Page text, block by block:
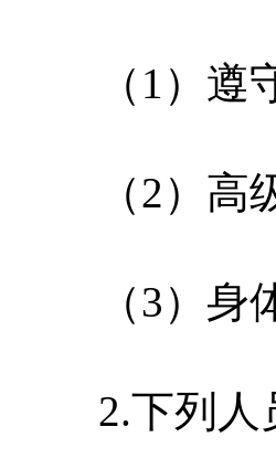
（1）遵守
（2）高级
（3）身体
2.下列人